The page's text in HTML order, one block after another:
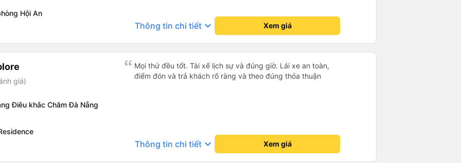
Hội An
Thông tin chi tiết keyboard_arrow_down Xem giá
giá)
Điêu khắc Chăm Đà Nẵng
Mọi thứ đều tốt. Tài xế lịch sự và đúng giờ. Lái xe an toàn,
điểm đón và trả khách rõ ràng và theo đúng thỏa thuận
Thông tin chi tiết keyboard_arrow_down Xem giá